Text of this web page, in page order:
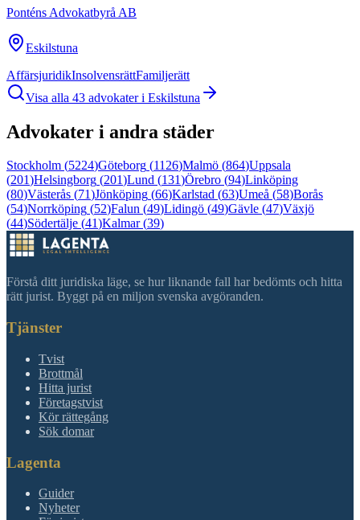
Ponténs Advokatbyrå AB
Eskilstuna
AffärsjuridikInsolvensrättFamiljerätt
Visa alla 43 advokater i Eskilstuna
Advokater i andra städer
Stockholm (5224)Göteborg (1126)Malmö (864)Uppsala
(201)Helsingborg (201)Lund (131)Örebro (94)Linköping
(80)Västerås (71)Jönköping (66)Karlstad (63)Umeå (58)Borås
(54)Norrköping (52)Falun (49)Lidingö (49)Gävle (47)Växjö
(44)Södertälje (41)Kalmar(39)
Förstå ditt juridiska läge, se hur liknande fall har bedömts och hitta
rätt jurist. Byggt på en miljon svenska avgöranden.
Tjänster
Tvist
Brottmål
Hitta jurist
Företagstvist
Kör rättegång
Sök domar
Lagenta
Guider
Nyheter